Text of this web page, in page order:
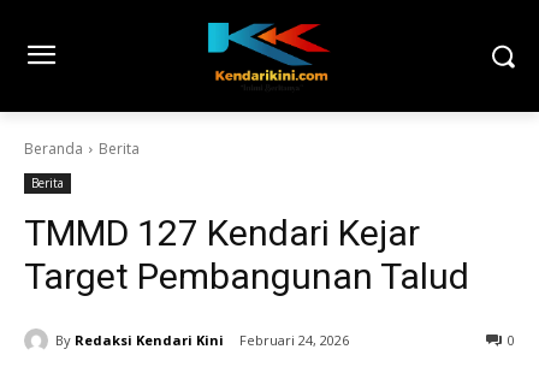
Beranda Berita
Berita
TMMD 127 Kendari Kejar
Target Pembangunan Talud
By Redaksi Kendari Kini Februari 24, 2026 0